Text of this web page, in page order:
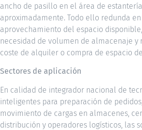
ancho de pasillo en el área de
aproximadamente. Todo ello redunda
aprovechamiento del espacio
necesidad de volumen de almacenaje y
coste de alquiler o compra de espacio
Sectores de aplicación
En calidad de integrador nacional de
inteligentes para preparación de
movimiento de cargas en almacenes,
distribución y operadores logísticos, las